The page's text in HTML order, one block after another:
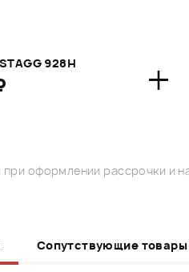
928H +
оформлении рассрочки и
Сопутствующие товары